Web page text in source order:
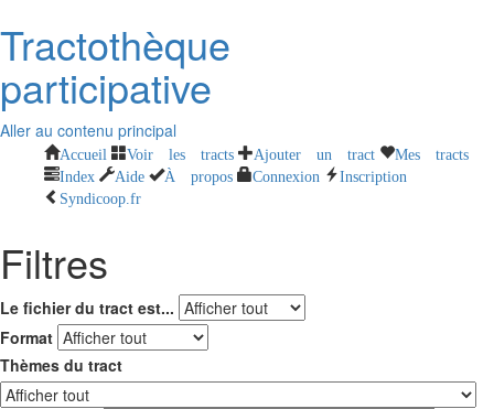
Tractothèque
participative
Aller au contenu principal
Accueil Voir les tracts Ajouter un tract
Mes tracts
Index
Aide À propos Connexion
Inscription
Syndicoop.fr
Filtres
Le fichier du tract est...
Format
Thèmes du tract